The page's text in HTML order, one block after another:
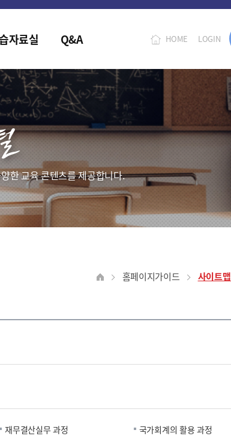
HOME LOGIN
자료실 Q&A
한 교육 콘텐츠를 제공합니다.
홈페이지가이드 사이트맵
재무결산실무 과정
국가회계의 활용 과정